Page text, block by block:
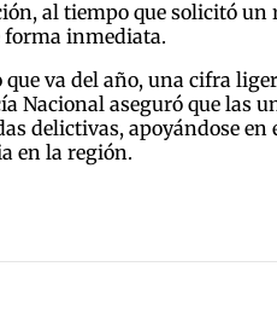
al tiempo que solicitó
forma inmediata.
va del año, una cifra
Nacional aseguró que las
delictivas, apoyándose
en la región.